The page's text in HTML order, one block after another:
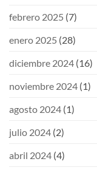
febrero 2025 (7)
enero 2025 (28)
diciembre 2024 (16)
noviembre 2024 (1)
agosto 2024 (1)
julio 2024 (2)
abril 2024 (4)